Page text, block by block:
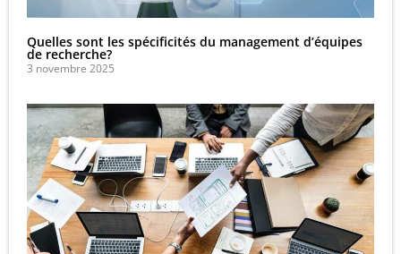
Quelles sont les spécificités du management d’équipes
de recherche?
3 novembre 2025